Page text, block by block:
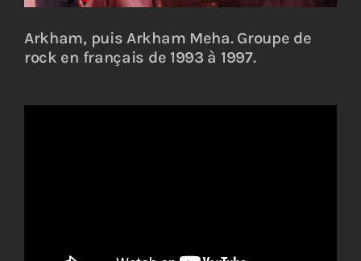
Arkham, puis Arkham Meha. Groupe de
rock en français de 1993 à 1997.